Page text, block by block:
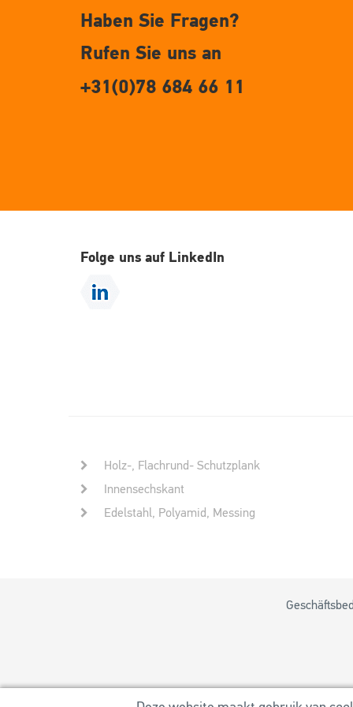
Haben Sie Fragen?
Rufen Sie uns an
+31(0)78 684 66 11
Folge uns auf LinkedIn
Holz-, Flachrund- Schutzplank
Innensechskant
Edelstahl, Polyamid, Messing